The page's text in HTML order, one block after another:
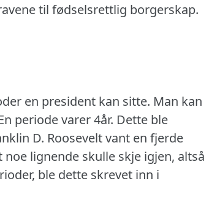
til fødselsrettlig borgerskap.
en president kan sitte. Man kan
periode varer 4år. Dette ble
D. Roosevelt vant en fjerde
noe lignende skulle skje igjen, altså
ble dette skrevet inn i